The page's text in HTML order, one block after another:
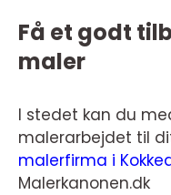
Få et godt
maler
I stedet kan du
malerarbejdet til
malerfirma i
Malerkanonen.dk